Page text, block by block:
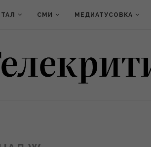
СМИ МЕДИАТУСОВКА